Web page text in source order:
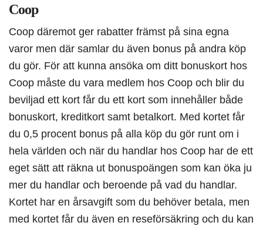
Coop
Coop däremot ger rabatter främst på sina egna
varor men där samlar du även bonus på andra köp
du gör. För att kunna ansöka om ditt bonuskort hos
Coop måste du vara medlem hos Coop och blir du
beviljad ett kort får du ett kort som innehåller både
bonuskort, kreditkort samt betalkort. Med kortet får
du 0,5 procent bonus på alla köp du gör runt om i
hela världen och när du handlar hos Coop har de ett
eget sätt att räkna ut bonuspoängen som kan öka ju
mer du handlar och beroende på vad du handlar.
Kortet har en årsavgift som du behöver betala, men
med kortet får du även en reseförsäkring och du kan